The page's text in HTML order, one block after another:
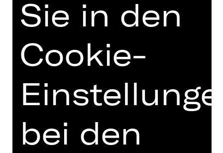
Vorstellung
Mo, 25.05.2026, 18.00 Uhr
Opernhaus
Dieses Abo ist nicht mehr buchbar, da
bereits stattgefunden hat.
Sie in den
Cookie-
bei den